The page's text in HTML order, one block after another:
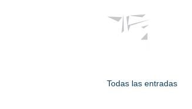
Todas las entradas